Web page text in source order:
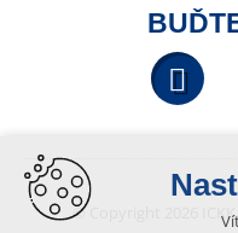
© Copyright 2026 ICKK